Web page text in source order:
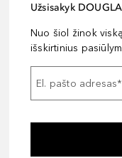
Užsisakyk
Nuo šiol žinok
išskirtinius
El. pašto adresas*